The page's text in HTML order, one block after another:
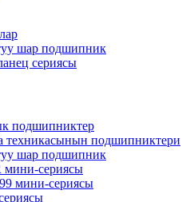
шар подшипник
сериясы
подшипниктер
техникасынын подшипниктери
шар подшипник
мини-сериясы
мини-сериясы